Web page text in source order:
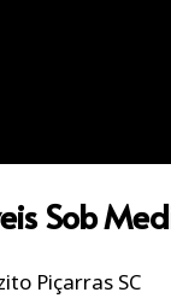
Sob
Piçarras SC